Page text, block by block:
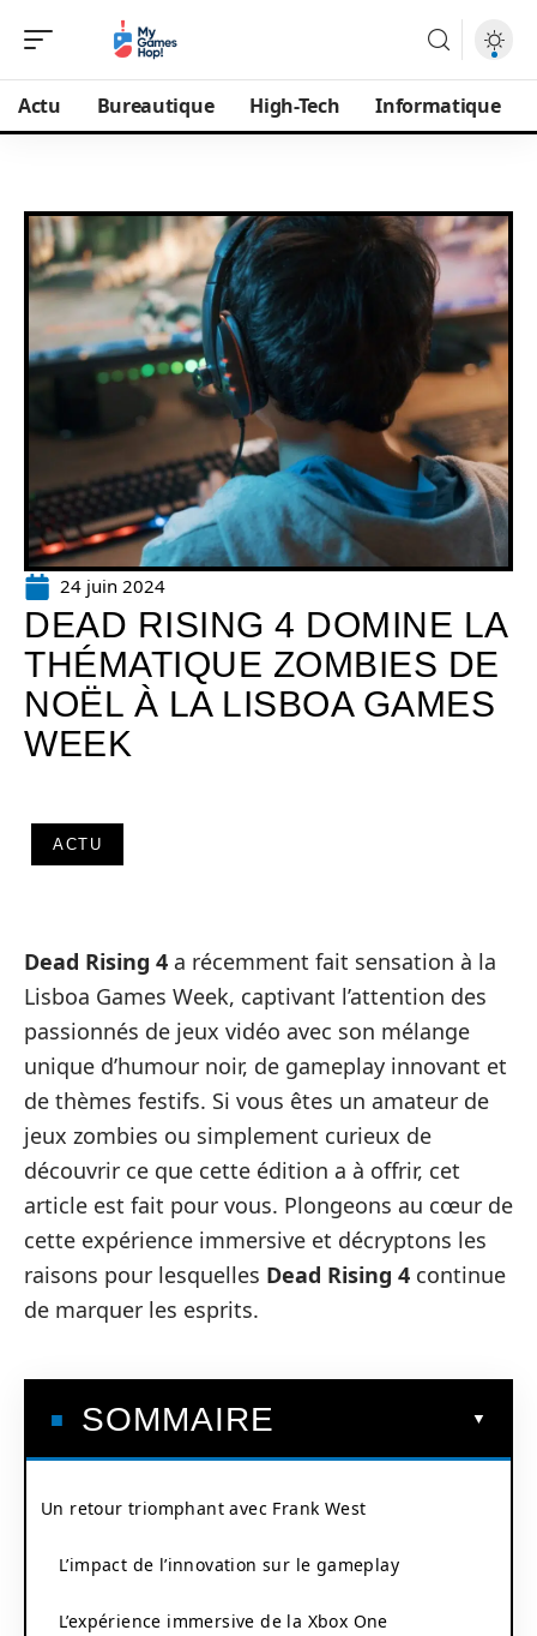
Actu Bureautique High-Tech Informatique
24 juin 2024
DEAD RISING 4 DOMINE LA
THÉMATIQUE ZOMBIES DE
NOËL À LA LISBOA GAMES
WEEK
ACTU
Dead Rising 4 a récemment fait sensation à la
Lisboa Games Week, captivant l’attention des
passionnés de jeux vidéo avec son mélange
unique d’humour noir, de gameplay innovant et
de thèmes festifs. Si vous êtes un amateur de
jeux zombies ou simplement curieux de
découvrir ce que cette édition a à offrir, cet
article est fait pour vous. Plongeons au cœur de
cette expérience immersive et décryptons les
raisons pour lesquelles Dead Rising 4 continue
de marquer les esprits.
SOMMAIRE
Un retour triomphant avec Frank West
L’impact de l’innovation sur le gameplay
L’expérience immersive de la Xbox One